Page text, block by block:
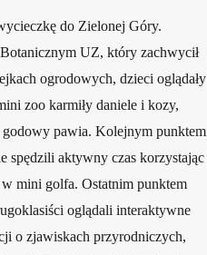
do Zielonej Góry.
UZ, który zachwycił
ogrodowych, dzieci oglądały
zoo karmiły daniele i kozy,
godowy pawia. Kolejnym punktem
spędzili aktywny czas korzystając
mini golfa. Ostatnim punktem
oglądali interaktywne
o zjawiskach przyrodniczych,